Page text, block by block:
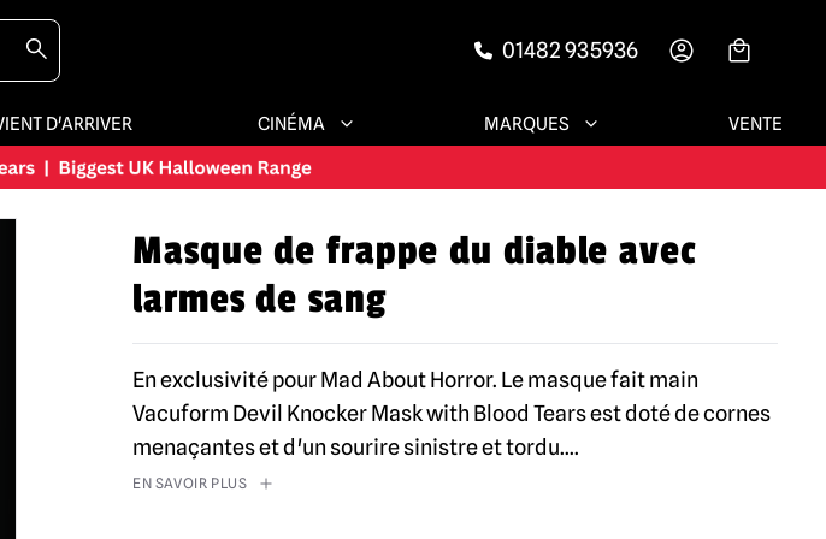
01482 935936
D'ARRIVER CINÉMA MARQUES VENTE
Masque de frappe du diable avec
larmes de sang
En exclusivité pour Mad About Horror. Le masque fait main
Vacuform Devil Knocker Mask with Blood Tears est doté de cornes
menaçantes et d'un sourire sinistre et tordu....
EN SAVOIR PLUS